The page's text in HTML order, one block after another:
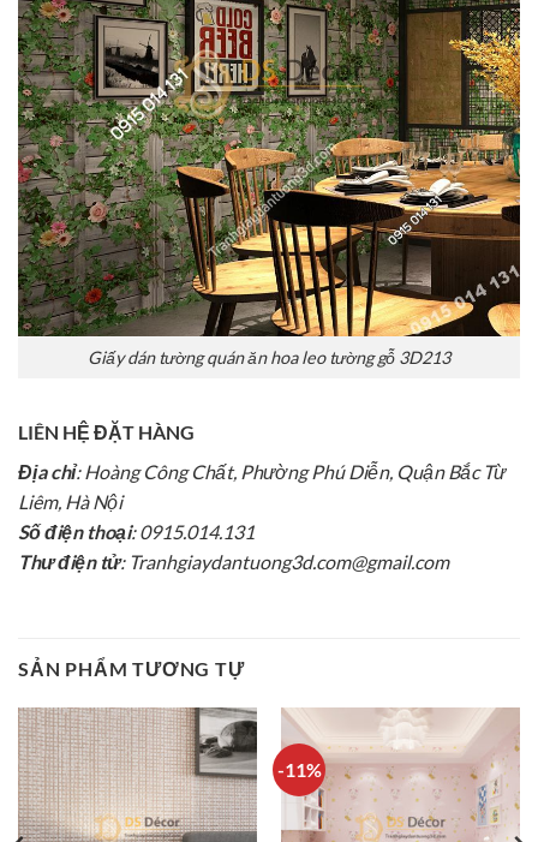
Giấy dán tường quán ăn hoa leo tường gỗ 3D213
LIÊN HỆ ĐẶT HÀNG
Địa chỉ: Hoàng Công Chất, Phường Phú Diễn, Quận Bắc Từ
Liêm, Hà Nội
Số điện thoại: 0915.014.131
Thư điện tử: Tranhgiaydantuong3d.com@gmail.com
SẢN PHẨM TƯƠNG TỰ
-11%